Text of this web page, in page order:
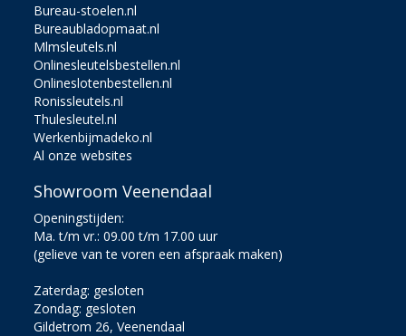
Bureau-stoelen.nl
Bureaubladopmaat.nl
Mlmsleutels.nl
Onlinesleutelsbestellen.nl
Onlineslotenbestellen.nl
Ronissleutels.nl
Thulesleutel.nl
Werkenbijmadeko.nl
Al onze websites
Showroom Veenendaal
Openingstijden:
Ma. t/m vr.: 09.00 t/m 17.00 uur
(gelieve van te voren een afspraak maken)
Zaterdag: gesloten
Zondag: gesloten
Gildetrom 26, Veenendaal